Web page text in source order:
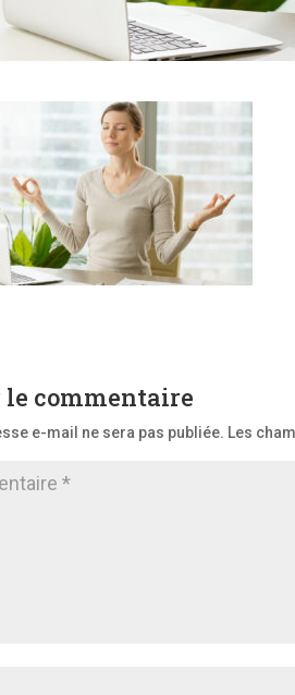
le commentaire
e-mail ne sera pas publiée. Les